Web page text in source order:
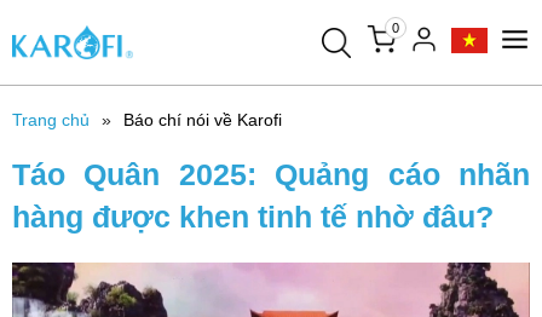
0
Trang chủ Báo chí nói về Karofi
Táo Quân 2025: Quảng cáo nhãn
hàng được khen tinh tế nhờ đâu?